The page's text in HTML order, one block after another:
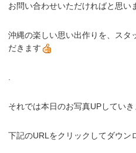
お問い合わせいただければと思い
沖縄の楽しい思い出作りを、スタ
だきます
それでは本日のお写真UPしていき
下記のURLをクリックしてダウン